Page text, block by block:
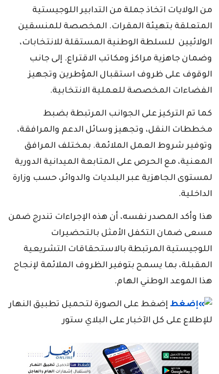
من الولايات اتخاذ جملة من التدابير اللوجيستية
المتعلقة بتهيئة المقرات. المخصصة للمنسقين
الولائيين للسلطة الوطنية المستقلة للانتخابات،
وضمان جاهزية مراكز ومكاتب الاقتراع. إلى جانب
الوقوف على ظروف استقبال المؤطرين وتجهيز
الفضاءات المخصصة للعملية الانتخابية.
كما تم التركيز على الجوانب المرتبطة بضبط
مخططات النقل، وتجهيز وسائل الدعم والمرافقة،
وتوفير شروط العمل الملائمة. بمختلف المرافق
المعنية، مع الحرص على المتابعة الميدانية الدورية
لمستوى الجاهزية عبر البلديات والدوائر، حسب وزارة
الداخلية.
هذا وأكد المصدر نفسه، أن هذه الإجراءات تندرج ضمن
مسعى ضمان التكفل الأمثل بالتحضيرات
اللوجيستية المرتبطة بالاستحقاقات التشريعية
المقبلة، بما يسمح بتوفير الظروف الملائمة لإنجاح
هذا الموعد الوطني الهام.
إضغط على الصورة لتحميل تطبيق النهار
للإطلاع على كل الآخبار على البلاي ستور